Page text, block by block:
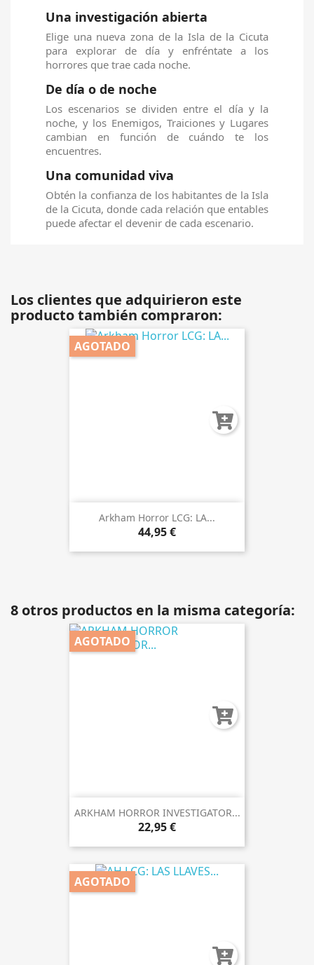
Una investigación abierta
Elige una nueva zona de la Isla de la Cicuta
para explorar de día y enfréntate a los
horrores que trae cada noche.
De día o de noche
Los escenarios se dividen entre el día y la
noche, y los Enemigos, Traiciones y Lugares
cambian en función de cuándo te los
encuentres.
Una comunidad viva
Obtén la confianza de los habitantes de la Isla
de la Cicuta, donde cada relación que entables
puede afectar el devenir de cada escenario.
Los clientes que adquirieron este
producto también compraron:
Arkham Horror LCG: LA...
44,95 €
AGOTADO
8 otros productos en la misma categoría:
ARKHAM HORROR INVESTIGATOR...
22,95 €
AGOTADO
AGOTADO